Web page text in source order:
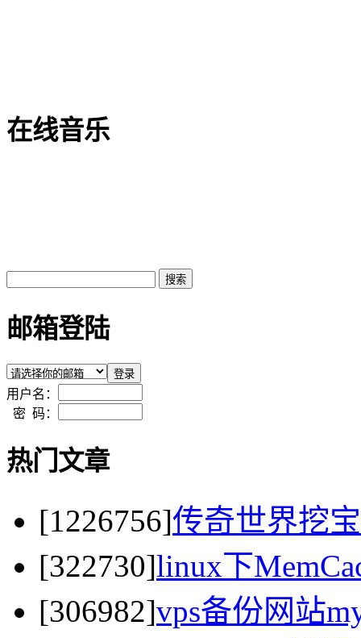
在线音乐
邮箱登陆
用户名：
密 码：
热门文章
[1226756]传奇世界挖
[322730]linux下
[306982]vps备份网站